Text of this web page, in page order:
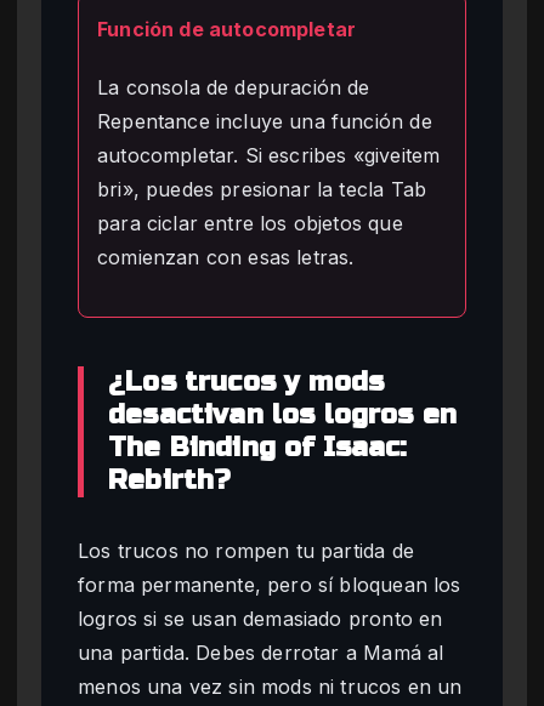
Función de autocompletar
La consola de depuración de
Repentance incluye una función de
autocompletar. Si escribes «giveitem
bri», puedes presionar la tecla Tab
para ciclar entre los objetos que
comienzan con esas letras.
¿Los trucos y mods
desactivan los logros en
The Binding of Isaac:
Rebirth?
Los trucos no rompen tu partida de
forma permanente, pero sí bloquean los
logros si se usan demasiado pronto en
una partida. Debes derrotar a Mamá al
menos una vez sin mods ni trucos en un